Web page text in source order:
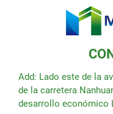
Add: Lado este de la
de la carretera
desarrollo económico